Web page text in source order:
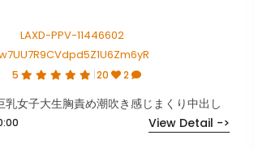
LAXD-PPV-11446602
5 20 2
乳女子大生胸責め潮吹き感じまくり中出し
View Detail ->